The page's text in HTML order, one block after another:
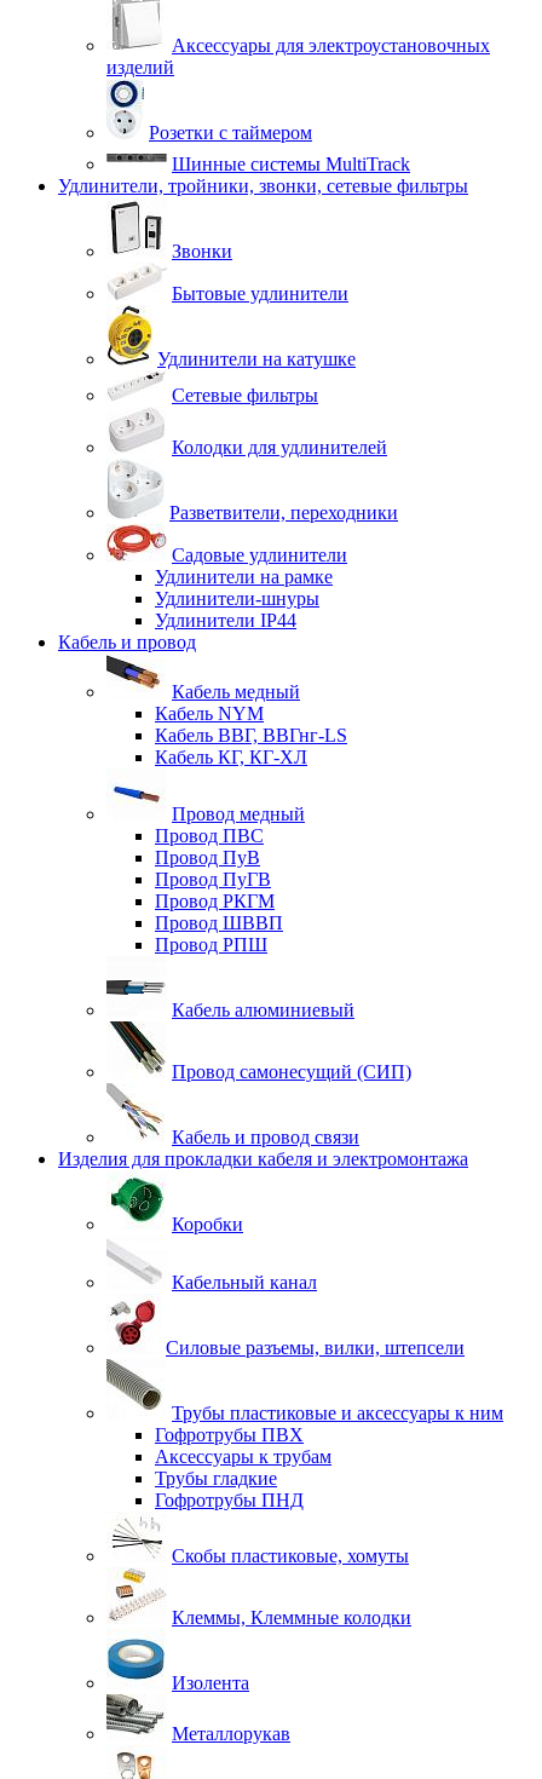
Аксессуары для электроустановочных
изделий
Розетки с таймером
Шинные системы MultiTrack
Удлинители, тройники, звонки, сетевые фильтры
Звонки
Бытовые удлинители
Удлинители на катушке
Сетевые фильтры
Колодки для удлинителей
Разветвители, переходники
Садовые удлинители
Удлинители на рамке
Удлинители-шнуры
Удлинители IP44
Кабель и провод
Кабель медный
Кабель NYM
Кабель ВВГ, ВВГнг-LS
Кабель КГ, КГ-ХЛ
Провод медный
Провод ПВС
Провод ПуВ
Провод ПуГВ
Провод РКГМ
Провод ШВВП
Провод РПШ
Кабель алюминиевый
Провод самонесущий (СИП)
Кабель и провод связи
Изделия для прокладки кабеля и электромонтажа
Коробки
Кабельный канал
Силовые разъемы, вилки, штепсели
Трубы пластиковые и аксессуары к ним
Гофротрубы ПВХ
Аксессуары к трубам
Трубы гладкие
Гофротрубы ПНД
Скобы пластиковые, хомуты
Клеммы, Клеммные колодки
Изолента
Металлорукав